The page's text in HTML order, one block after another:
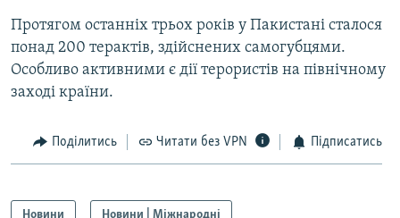
УКР
КТАТ
Протягом останніх трьох років у Пакистані сталося
понад 200 терактів, здійснених самогубцями.
Особливо активними є дії терористів на північному
заході країни.
Поділитись Читати без VPN Підписатись
Новини Новини | Міжнародні